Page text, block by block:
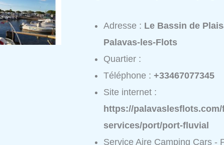
Adresse : Le Bassin de
Palavas-les-Flots
Quartier :
Téléphone :+33467077345
Site internet :
https://palavaslesflots.com/
services/port/port-fluvial
Service Aire Camping Cars -